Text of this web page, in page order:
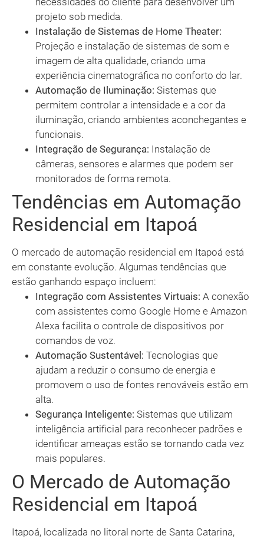
projeto sob medida.
Instalação de Sistemas de Home Theater:
Projeção e instalação de sistemas de som e
imagem de alta qualidade, criando uma
experiência cinematográfica no conforto do lar.
Automação de Iluminação: Sistemas que
permitem controlar a intensidade e a cor da
iluminação, criando ambientes aconchegantes e
funcionais.
Integração de Segurança: Instalação de
câmeras, sensores e alarmes que podem ser
monitorados de forma remota.
Tendências em Automação
Residencial em Itapoá
O mercado de automação residencial em Itapoá está
em constante evolução. Algumas tendências que
estão ganhando espaço incluem:
Integração com Assistentes Virtuais: A conexão
com assistentes como Google Home e Amazon
Alexa facilita o controle de dispositivos por
comandos de voz.
Automação Sustentável: Tecnologias que
ajudam a reduzir o consumo de energia e
promovem o uso de fontes renováveis estão em
alta.
Segurança Inteligente: Sistemas que utilizam
inteligência artificial para reconhecer padrões e
identificar ameaças estão se tornando cada vez
mais populares.
O Mercado de Automação
Residencial em Itapoá
Itapoá, localizada no litoral norte de Santa Catarina,